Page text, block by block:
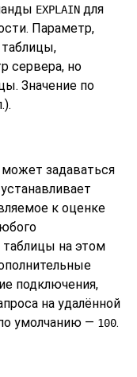
EXPLAIN для
Параметр,
сервера, но
Значение по
задаваться
к оценке
таблицы на этом
подключения,
на удалённой
умолчанию — 100.